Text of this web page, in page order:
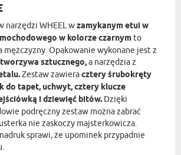
narzędzi WHEEL wzamykanym etui w
w kolorze czarnym to
mężczyzny. Opakowanie wykonane jest z
sztucznego,a narzędzia z
Zestaw zawieracztery śrubokręty
do tapet, uchwyt, cztery klucze
i dziewięć bitów. Dzięki
podręczny zestaw można zabrać
nie zaskoczy majsterkowicza.
sprawi, że upominek przypadnie